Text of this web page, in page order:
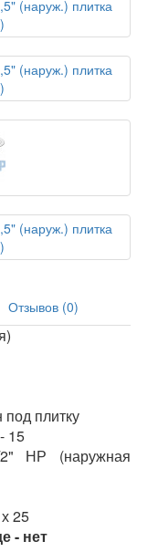
Отзывов (0)
под плитку
15
НР (наружная
25
- нет